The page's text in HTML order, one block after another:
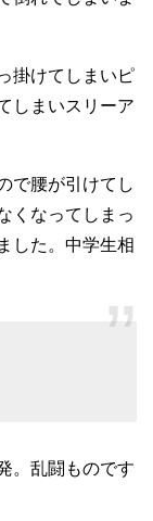
掛けてしまいピ
しまいスリーア
で腰が引けてし
くなってしまっ
した。中学生相
。乱闘ものです